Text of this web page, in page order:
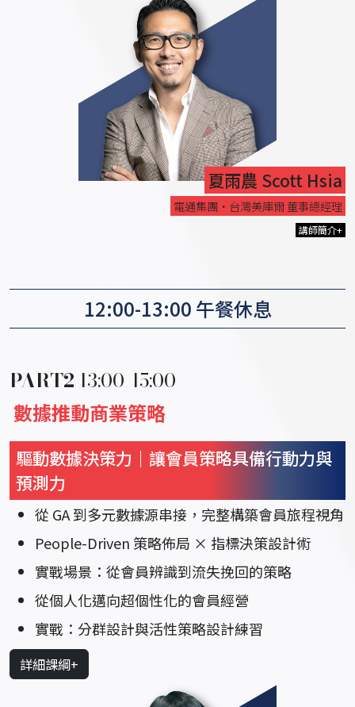
夏雨農 Scott Hsia
電通集團‧台灣美庫爾 董事總經理
講師簡介+
12:00-13:00 午餐休息
PART2 13:00-15:00
數據推動商業策略
驅動數據決策力｜讓會員策略具備行動力與
預測力
從 GA 到多元數據源串接，完整構築會員旅程視角
People-Driven 策略佈局 × 指標決策設計術
實戰場景：從會員辨識到流失挽回的策略
從個人化邁向超個性化的會員經營
實戰：分群設計與活性策略設計練習
詳細課綱+